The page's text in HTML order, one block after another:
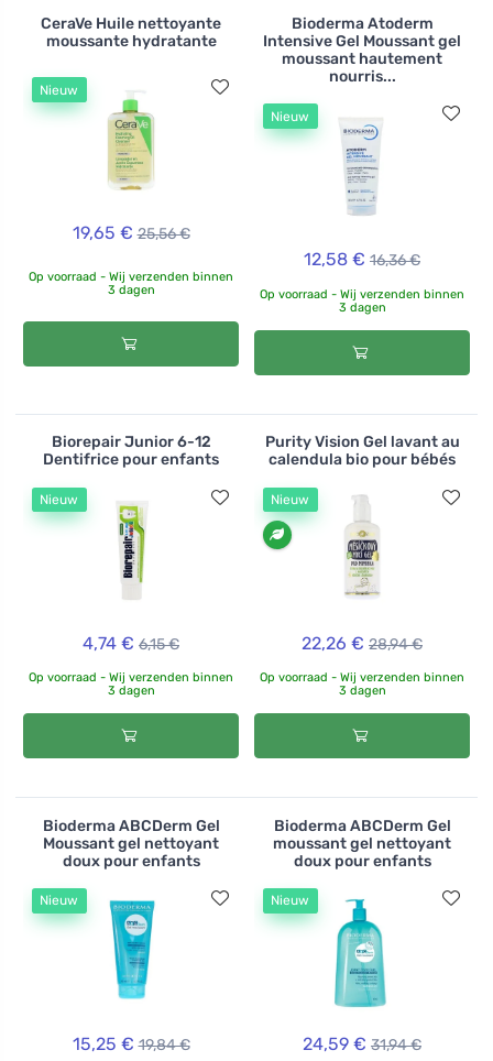
CeraVe Huile nettoyante
moussante hydratante
Nieuw
19,65 € 25,56 €
Op voorraad - Wij verzenden binnen
3 dagen
Bioderma Atoderm
Intensive Gel Moussant gel
moussant hautement
nourris...
Nieuw
12,58 € 16,36 €
Op voorraad - Wij verzenden binnen
3 dagen
Biorepair Junior 6-12
Dentifrice pour enfants
Nieuw
4,74 € 6,15 €
Op voorraad - Wij verzenden binnen
3 dagen
Purity Vision Gel lavant au
calendula bio pour bébés
Nieuw
22,26 € 28,94 €
Op voorraad - Wij verzenden binnen
3 dagen
Bioderma ABCDerm Gel
Moussant gel nettoyant
doux pour enfants
Nieuw
15,25 € 19,84 €
Bioderma ABCDerm Gel
moussant gel nettoyant
doux pour enfants
Nieuw
24,59 € 31,94 €